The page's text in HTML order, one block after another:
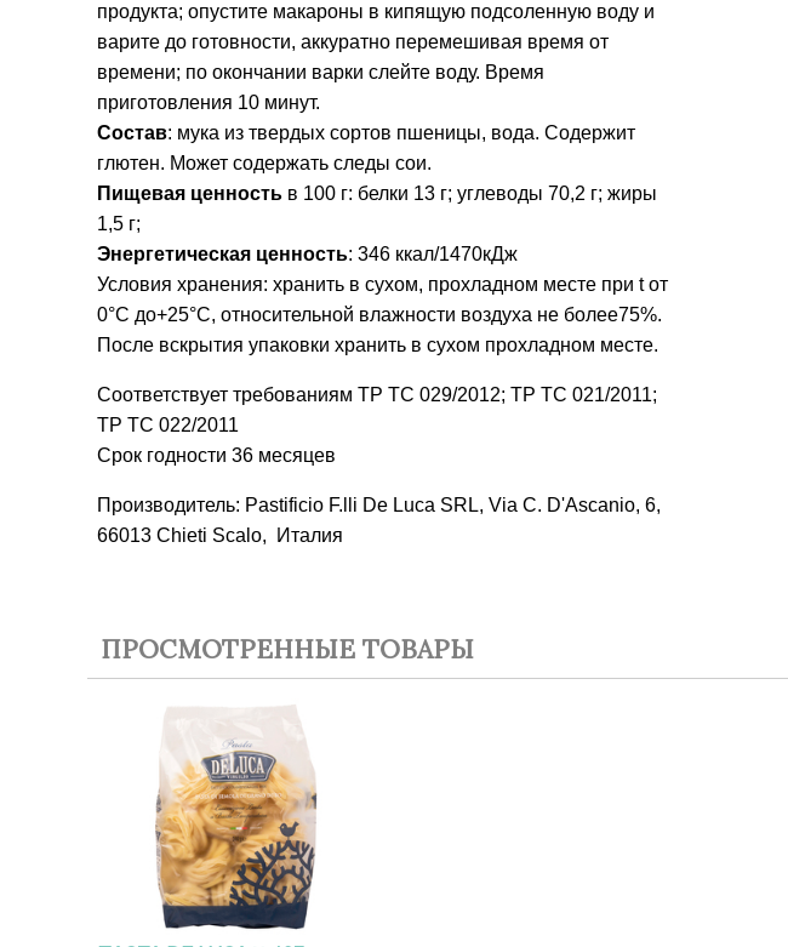
продукта; опустите макароны в кипящую подсоленную воду и
варите до готовности, аккуратно перемешивая время от
времени; по окончании варки слейте воду. Время
приготовления 10 минут.
Состав: мука из твердых сортов пшеницы, вода. Содержит
глютен. Может содержать следы сои.
Пищевая ценность в 100 г: белки 13 г; углеводы 70,2 г; жиры
1,5 г;
Энергетическая ценность: 346 ккал/1470кДж
Условия хранения: хранить в сухом, прохладном месте при t от
0°С до+25°С, относительной влажности воздуха не более75%.
После вскрытия упаковки хранить в сухом прохладном месте.
Соответствует требованиям ТР ТС 029/2012; ТР ТС 021/2011;
ТР ТС 022/2011
Срок годности 36 месяцев
Производитель: Pastificio F.lli De Luca SRL, Via C. D'Ascanio, 6,
66013 Chieti Scalo, Италия
ПРОСМОТРЕННЫЕ ТОВАРЫ